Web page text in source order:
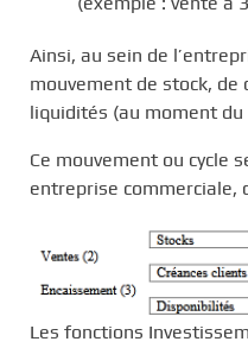
Ainsi, au sein de
mouvement de stock, de
liquidités (au moment
Ce mouvement ou cycle
entreprise commerciale,
Les fonctions